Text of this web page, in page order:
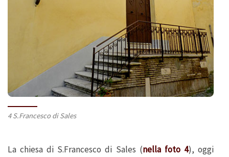
4 S.Francesco di Sales
La chiesa di S.Francesco di Sales (nella foto 4), oggi